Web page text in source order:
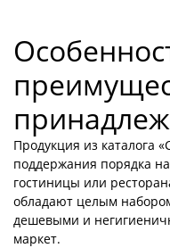
Продукция из каталога
поддержания порядка
гостиницы или
обладают целым
дешевыми и
маркет.